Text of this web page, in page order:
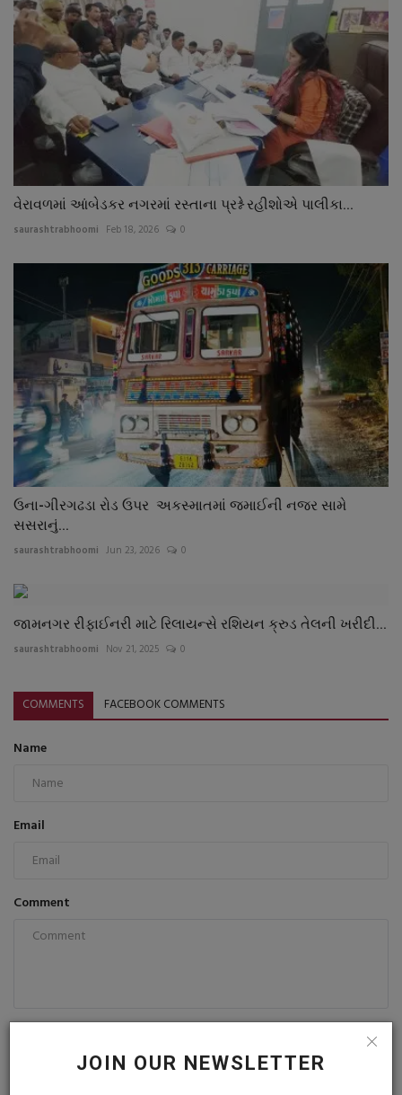
JOIN OUR NEWSLETTER
વેરાવળમાં આંબેડકર નગરમાં રસ્તાના પ્રશ્ને રહીશોએ પાલીકા...
saurashtrabhoomi Feb 18, 2026 0
ઉના-ગીરગઢડા રોડ ઉપર અકસ્માતમાં જમાઈની નજર સામે
સસરાનું...
saurashtrabhoomi Jun 23, 2026 0
જામનગર રીફાઈનરી માટે રિલાયન્સે રશિયન ક્રુડ તેલની ખરીદી...
saurashtrabhoomi Nov 21, 2025 0
COMMENTS FACEBOOK COMMENTS
Name
Email
Comment